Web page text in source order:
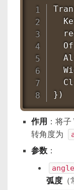
})
作用 ：将
转角度为
参数 ：
angle
弧度